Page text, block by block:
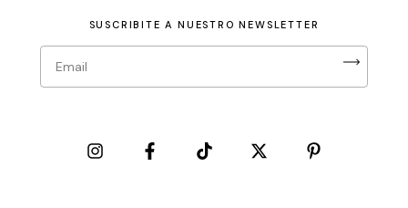
SUSCRIBITE A NUESTRO NEWSLETTER